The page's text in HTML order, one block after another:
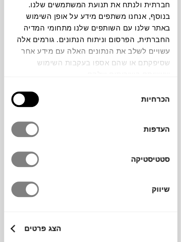
חברתית ולנתח את תנועת המשתמשים שלנו.
בנוסף, אנחנו משתפים מידע על אופן השימוש
באתר שלנו עם השותפים שלנו מתחומי המדיה
החברתית, הפרסום וניתוח הנתונים. גורמים אלה
עשויים לשלב את הנתונים האלה עם מידע אחר
שסיפקתם או שהם אספו בעקבות השימוש
הסכמה
הכרחיות
העדפות
סטטיסטיקה
שיווק
הצג פרטים
להדמיית AI Design
תוכלו למצוא אותי ב:
ספה במראה מודרני וקליל, בעלת רגלי מתכת
דקות, נוחה ולא עמוקה, שתקפיץ תפתח ותסגור